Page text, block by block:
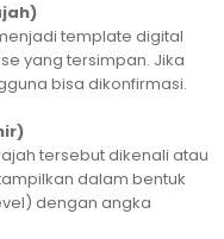
template digital
yang tersimpan. Jika
bisa dikonfirmasi.
tersebut dikenali atau
dalam bentuk
dengan angka